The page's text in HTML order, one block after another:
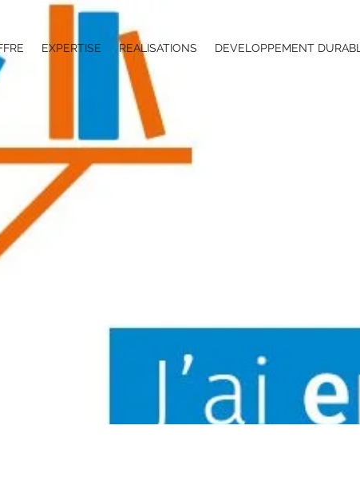
EXPERTISE REALISATIONS DEVELOPPEMENT